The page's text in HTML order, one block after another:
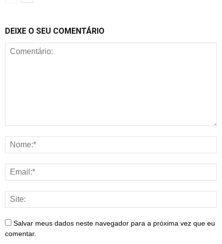
DEIXE O SEU COMENTÁRIO
Salvar meus dados neste navegador para a próxima vez que eu
comentar.